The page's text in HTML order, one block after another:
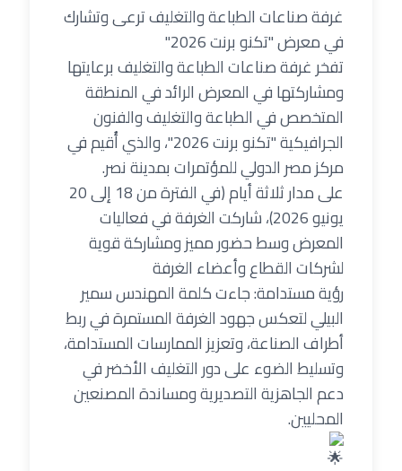
غرفة صناعات الطباعة والتغليف ترعى وتشارك
في معرض "تكنو برنت 2026"
تفخر غرفة صناعات الطباعة والتغليف برعايتها
ومشاركتها في المعرض الرائد في المنطقة
المتخصص في الطباعة والتغليف والفنون
الجرافيكية "تكنو برنت 2026"، والذي أُقيم في
مركز مصر الدولي للمؤتمرات بمدينة نصر.
على مدار ثلاثة أيام (في الفترة من 18 إلى 20
يونيو 2026)، شاركت الغرفة في فعاليات
المعرض وسط حضور مميز ومشاركة قوية
لشركات القطاع وأعضاء الغرفة
رؤية مستدامة: جاءت كلمة المهندس سمير
البيلي لتعكس جهود الغرفة المستمرة في ربط
أطراف الصناعة، وتعزيز الممارسات المستدامة،
وتسليط الضوء على دور التغليف الأخضر في
دعم الجاهزية التصديرية ومساندة المصنعين
المحليين.